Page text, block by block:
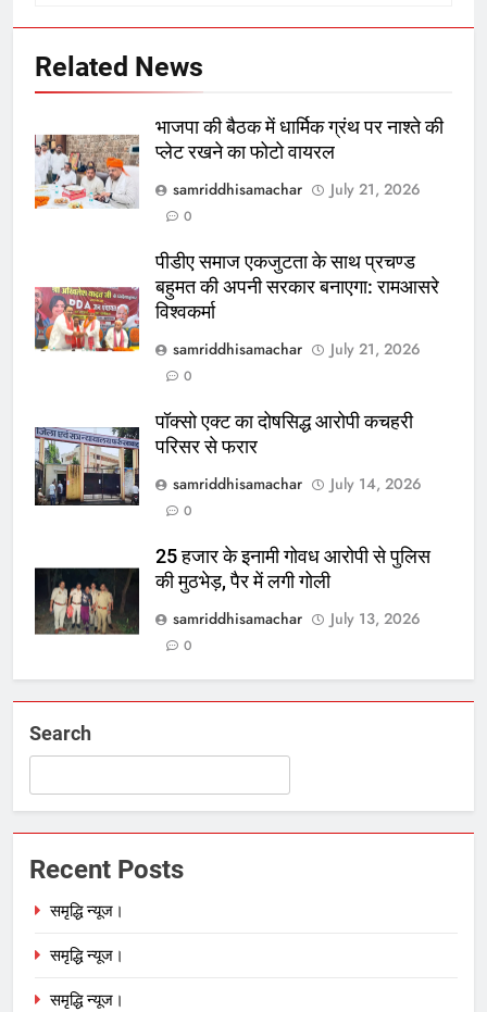
Related News
भाजपा की बैठक में धार्मिक ग्रंथ पर नाश्ते की
प्लेट रखने का फोटो वायरल
samriddhisamachar
July 21, 2026
0
पीडीए समाज एकजुटता के साथ प्रचण्ड
बहुमत की अपनी सरकार बनाएगा: रामआसरे
विश्वकर्मा
samriddhisamachar
July 21, 2026
0
पॉक्सो एक्ट का दोषसिद्ध आरोपी कचहरी
परिसर से फरार
samriddhisamachar
July 14, 2026
0
25 हजार के इनामी गोवध आरोपी से पुलिस
की मुठभेड़, पैर में लगी गोली
samriddhisamachar
July 13, 2026
0
Search
Recent Posts
समृद्धि न्यूज।
समृद्धि न्यूज।
समृद्धि न्यूज।